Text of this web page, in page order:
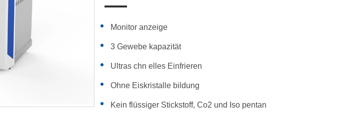
Monitor anzeige
3 Gewebe kapazität
Ultras chn elles Einfrieren
Ohne Eiskristalle bildung
Kein flüssiger Stickstoff, Co2 und Iso pentan